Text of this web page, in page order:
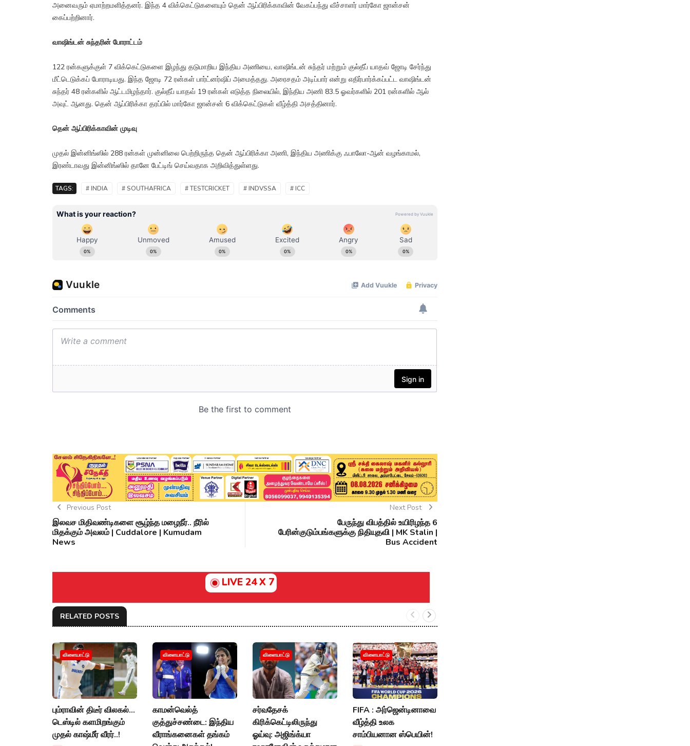
அனைவரும் ஏமாற்றமளித்தனர். இந்த 4 விக்கெட்டுகளையும் தென் ஆப்பிரிக்காவின் வேகப்பந்து வீச்சாளர் மார்கோ ஜான்சன்
கைப்பற்றினார்.
வாஷிங்டன் சுந்தரின் போராட்டம்
122 ரன்களுக்குள் 7 விக்கெட்டுகளை இழந்து தடுமாறிய இந்திய அணியை, வாஷிங்டன் சுந்தர் மற்றும் குல்தீப் யாதவ் ஜோடி சேர்ந்து
மீட்டெடுக்கப் போராடியது. இந்த ஜோடி 72 ரன்கள் பார்ட்னர்ஷிப் அமைத்தது. அரைசதம் அடிப்பார் என்று எதிர்பார்க்கப்பட்ட வாஷிங்டன்
சுந்தர் 48 ரன்களில் ஆட்டமிழந்தார். குல்தீப் யாதவ் 19 ரன்கள் எடுத்த நிலையில், இந்திய அணி 83.5 ஓவர்களில் 201 ரன்களில் ஆல்
அவுட் ஆனது. தென் ஆப்பிரிக்கா தரப்பில் மார்கோ ஜான்சன் 6 விக்கெட்டுகள் வீழ்த்தி அசத்தினார்.
தென் ஆப்பிரிக்காவின் முடிவு
முதல் இன்னிங்ஸில் 288 ரன்கள் முன்னிலை பெற்றிருந்த தென் ஆப்பிரிக்கா அணி, இந்திய அணிக்கு ஃபாலோ-ஆன் வழங்காமல்,
இரண்டாவது இன்னிங்ஸில் தானே பேட்டிங் செய்வதாக அறிவித்துள்ளது.
TAGS: # INDIA # SOUTHAFRICA # TESTCRICKET # INDVSSA # ICC
Previous Post
இலவச மிதிவண்டிகளை சூழ்ந்த மழைநீர்.. நீரில்
மிதக்கும் அவலம் | Cuddalore | Kumudam
News
Next Post
பேருந்து விபத்தில் உயிரிழந்த 6
பேரின்குடும்பங்களுக்கு நிதியுதவி | MK Stalin |
Bus Accident
LIVE 24 X 7
RELATED POSTS
விளையாட்டு
பும்ராவின் திடீர் விலகல்...
டெஸ்டில் களமிறங்கும்
முதல் காஷ்மீர் வீரர்..!
விளையாட்டு
காமன்வெல்த்
குத்துச்சண்டை: இந்திய
வீராங்கனைகள் தங்கம்
விளையாட்டு
சர்வதேசக்
கிரிக்கெட்டிலிருந்து
ஓய்வு: அஜிங்க்யா
விளையாட்டு
FIFA : அர்ஜென்டினாவை
வீழ்த்தி உலக
சாம்பியனான ஸ்பெயின்!